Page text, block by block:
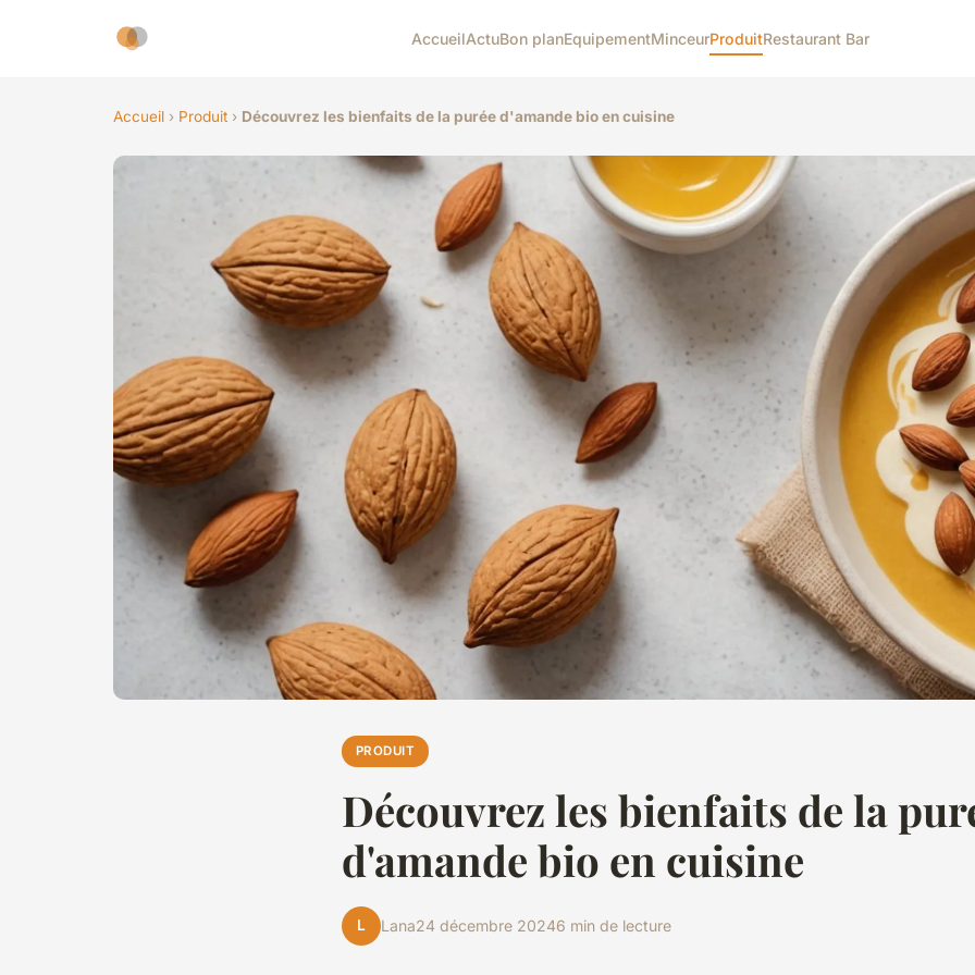
AccueilActuBon planEquipementMinceurProduitRestaurant Bar
Accueil › Produit › Découvrez les bienfaits de la purée d'amande bio en cuisine
PRODUIT
Découvrez les bienfaits de la
d'amande bio en cuisine
L Lana24 décembre 20246 min de lecture